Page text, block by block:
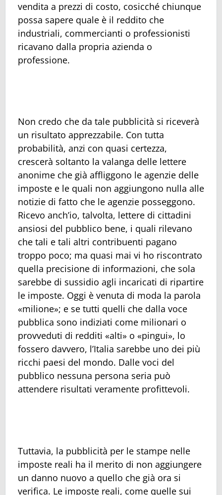
vendita a prezzi di costo, cosicché chiunque
possa sapere quale è il reddito che
industriali, commercianti o professionisti
ricavano dalla propria azienda o
professione.
Non credo che da tale pubblicità si riceverà
un risultato apprezzabile. Con tutta
probabilità, anzi con quasi certezza,
crescerà soltanto la valanga delle lettere
anonime che già affliggono le agenzie delle
imposte e le quali non aggiungono nulla alle
notizie di fatto che le agenzie posseggono.
Ricevo anch’io, talvolta, lettere di cittadini
ansiosi del pubblico bene, i quali rilevano
che tali e tali altri contribuenti pagano
troppo poco; ma quasi mai vi ho riscontrato
quella precisione di informazioni, che sola
sarebbe di sussidio agli incaricati di ripartire
le imposte. Oggi è venuta di moda la parola
«milione»; e se tutti quelli che dalla voce
pubblica sono indiziati come milionari o
provveduti di redditi «alti» o «pingui», lo
fossero davvero, l’Italia sarebbe uno dei più
ricchi paesi del mondo. Dalle voci del
pubblico nessuna persona seria può
attendere risultati veramente profittevoli.
Tuttavia, la pubblicità per le stampe nelle
imposte reali ha il merito di non aggiungere
un danno nuovo a quello che già ora si
verifica. Le imposte reali, come quelle sui